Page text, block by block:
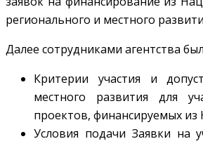
регионального и местного
Далее сотрудниками агентства
Критерии участия и
местного развития для
проектов, финансируемых
Условия подачи Заявки на